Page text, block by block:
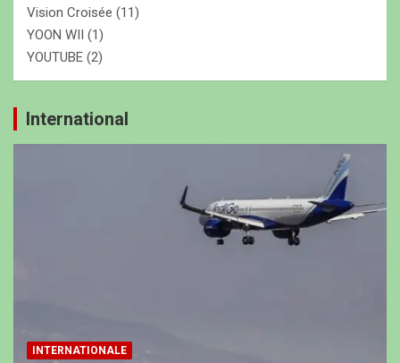
Vision Croisée (11)
YOON WII
(1)
YOUTUBE (2)
International
INTERNATIONALE